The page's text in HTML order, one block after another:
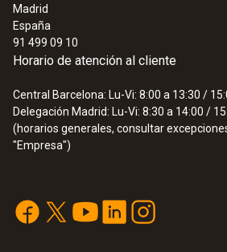
Madrid
España
91 499 09 10
Horario de atención al cliente
Central Barcelona: Lu-Vi: 8:00 a 13:30 /
Delegación Madrid: Lu-Vi: 8:30 a 14:00 /
(horarios generales, consultar
"Empresa")